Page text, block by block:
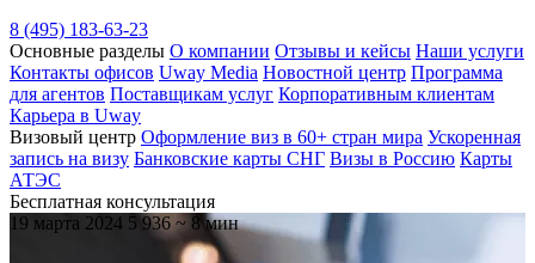
8 (495) 183-63-23
Основные разделы О компании Отзывы и кейсы Наши услуги
Контакты офисов Uway Media Новостной центр Программа
для агентов Поставщикам услуг Корпоративным клиентам
Карьера в Uway
Визовый центр Оформление виз в 60+ стран мира Ускоренная
запись на визу Банковские карты СНГ Визы в Россию Карты
АТЭС
Бесплатная консультация
19 марта 2024 5 936 ~ 8 мин